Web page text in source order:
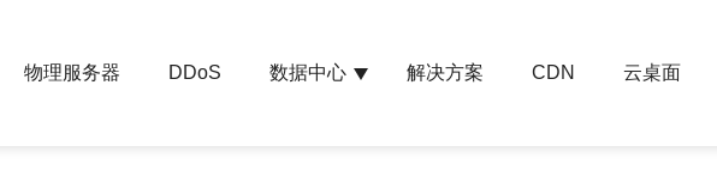
物理服务器 DDoS 数据中心 解决方案 CDN 云桌面